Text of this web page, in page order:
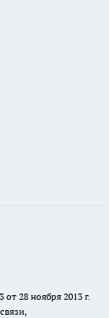
28 ноября 2013 г.